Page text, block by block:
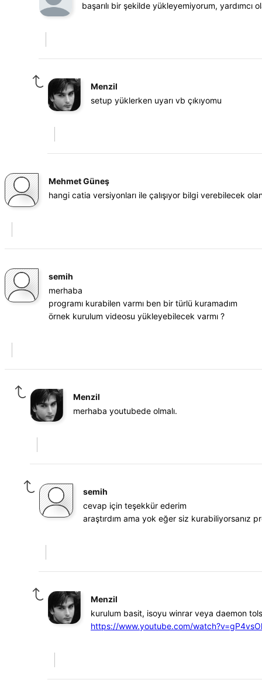
başarılı bir şekilde yükleyemiyorum, yardımcı
Menzil
setup yüklerken uyarı vb çıkıyomu
Mehmet Güneş
hangi catia versiyonları ile çalışıyor bilgi verebilecek
semih
merhaba
programı kurabilen varmı ben bir türlü kuramadım
örnek kurulum videosu yükleyebilecek varmı ?
Menzil
merhaba youtubede olmalı.
semih
cevap için teşekkür ederim
araştırdım ama yok eğer siz kurabiliyorsanız
Menzil
kurulum basit, isoyu winrar veya daemon
https://www.youtube.com/